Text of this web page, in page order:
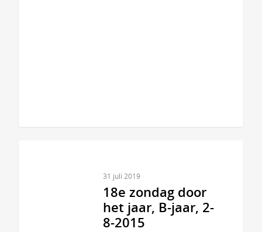
31 juli 2019
18e zondag door
het jaar, B-jaar, 2-
8-2015